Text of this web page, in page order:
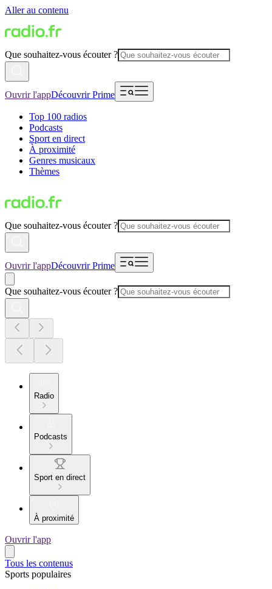
Aller au contenu
Que souhaitez-vous écouter ?
Ouvrir l'appDécouvrir Prime
Top 100 radios
Podcasts
Sport en direct
À proximité
Genres musicaux
Thèmes
Que souhaitez-vous écouter ?
Ouvrir l'appDécouvrir Prime
Que souhaitez-vous écouter ?
Radio
Podcasts
Sport en direct
À proximité
Ouvrir l'app
Tous les contenus
Sports populaires